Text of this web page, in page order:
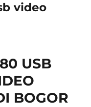
video
USB
BOGOR